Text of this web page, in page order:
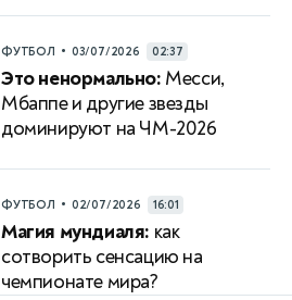
ФУТБОЛ • 03/07/2026 02:37
Это ненормально: Месси,
Мбаппе и другие звезды
доминируют на ЧМ-2026
ФУТБОЛ • 02/07/2026 16:01
Магия мундиаля: как
сотворить сенсацию на
чемпионате мира?